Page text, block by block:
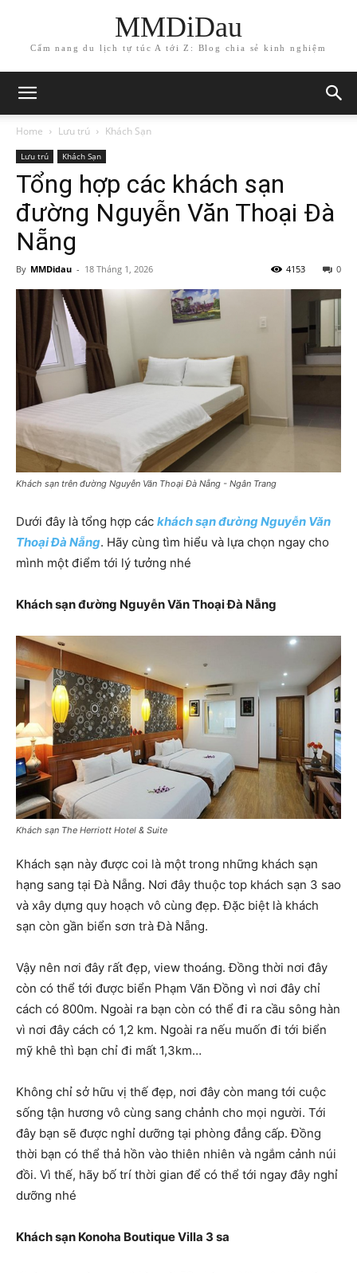
MMDiDau
Cẩm nang du lịch tự túc A tới Z: Blog chia sẻ kinh nghiệm
Home Lưu trú Khách Sạn
Lưu trú Khách Sạn
Tổng hợp các khách sạn
đường Nguyễn Văn Thoại Đà
Nẵng
By MMDidau - 18 Tháng 1, 2026 0
4153
Khách sạn trên đường Nguyễn Văn Thoại Đà Nẵng - Ngân Trang
Dưới đây là tổng hợp các khách sạn đường Nguyễn Văn
Thoại Đà Nẵng. Hãy cùng tìm hiểu và lựa chọn ngay cho
mình một điểm tới lý tưởng nhé
Khách sạn đường Nguyễn Văn Thoại Đà Nẵng
Khách sạn The Herriott Hotel & Suite
Khách sạn này được coi là một trong những khách sạn
hạng sang tại Đà Nẵng. Nơi đây thuộc top khách sạn 3 sao
và xây dựng quy hoạch vô cùng đẹp. Đặc biệt là khách
sạn còn gần biển sơn trà Đà Nẵng.
Vậy nên nơi đây rất đẹp, view thoáng. Đồng thời nơi đây
còn có thể tới được biển Phạm Văn Đồng vì nơi đây chỉ
cách có 800m. Ngoài ra bạn còn có thể đi ra cầu sông hàn
vì nơi đây cách có 1,2 km. Ngoài ra nếu muốn đi tới biển
mỹ khê thì bạn chỉ đi mất 1,3km…
Không chỉ sở hữu vị thế đẹp, nơi đây còn mang tới cuộc
sống tận hương vô cùng sang chảnh cho mọi người. Tới
đây bạn sẽ được nghỉ dưỡng tại phòng đẳng cấp. Đồng
thời bạn có thể thả hồn vào thiên nhiên và ngắm cảnh núi
đồi. Vì thế, hãy bố trí thời gian để có thể tới ngay đây nghỉ
dưỡng nhé
Khách sạn Konoha Boutique Villa 3 sa